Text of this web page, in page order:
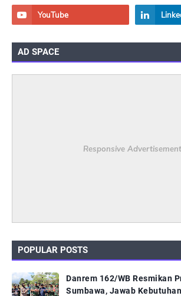
AD SPACE
Responsive Advertisement
POPULAR POSTS
Danrem 162/WB Resmikan
Sumbawa, Jawab